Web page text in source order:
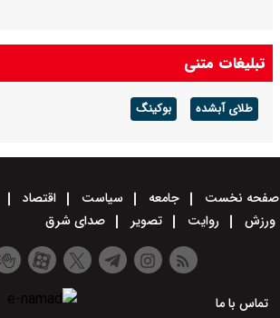
تبلیغات متنی
طلای آبشده بوکینگ
صفحه نخست جامعه سیاست اقتصاد
ورزش
روایت تصویر صدای شرق
تماس با ما